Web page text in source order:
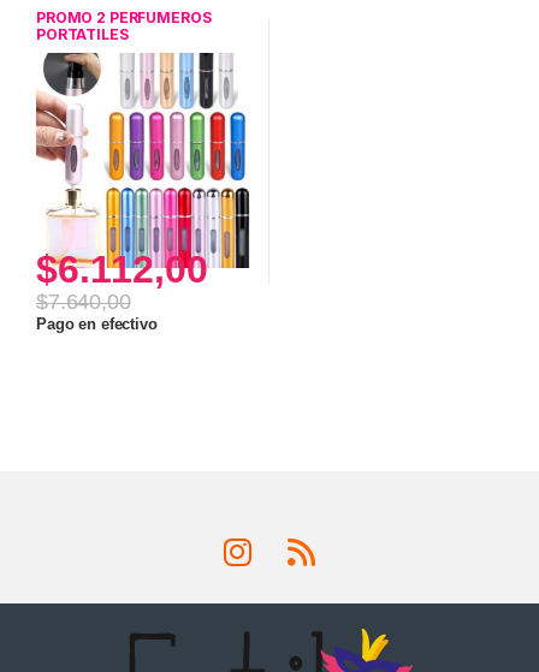
PROMO 2 PERFUMEROS
PORTATILES
$6.112,00
$7.640,00
Pago en efectivo